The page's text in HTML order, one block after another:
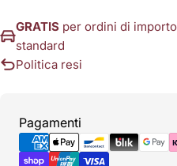
GRATIS per ordini di
standard
Politica resi
Pagamenti
Metodi
di
pagamento